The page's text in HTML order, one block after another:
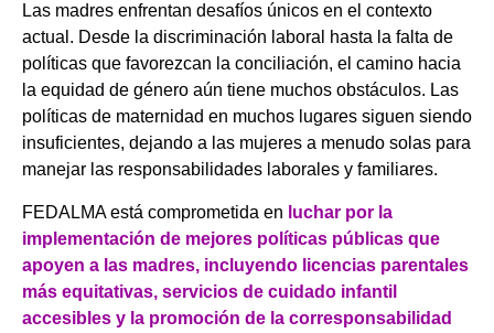
Las madres enfrentan desafíos únicos en el contexto
actual. Desde la discriminación laboral hasta la falta de
políticas que favorezcan la conciliación, el camino hacia
la equidad de género aún tiene muchos obstáculos. Las
políticas de maternidad en muchos lugares siguen siendo
insuficientes, dejando a las mujeres a menudo solas para
manejar las responsabilidades laborales y familiares.
FEDALMA está comprometida en luchar por la
implementación de mejores políticas públicas que
apoyen a las madres, incluyendo licencias parentales
más equitativas, servicios de cuidado infantil
accesibles y la promoción de la corresponsabilidad